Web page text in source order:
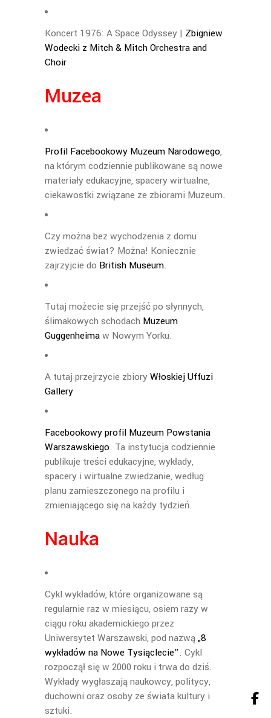
Koncert 1976: A Space Odyssey | Zbigniew
Wodecki z Mitch & Mitch Orchestra and
Choir
Muzea
Profil Facebookowy Muzeum Narodowego,
na którym codziennie publikowane są nowe
materiały edukacyjne, spacery wirtualne,
ciekawostki związane ze zbiorami Muzeum.
Czy można bez wychodzenia z domu
zwiedzać świat? Można! Koniecznie
zajrzyjcie do British Museum.
Tutaj możecie się przejść po słynnych,
ślimakowych schodach Muzeum
Guggenheimaw Nowym Yorku.
A tutaj przejrzycie zbioryWłoskiej Uffuzi
Gallery
Facebookowy profil Muzeum Powstania
Warszawskiego. Ta instytucja codziennie
publikuje treści edukacyjne, wykłady,
spacery i wirtualne zwiedzanie, według
planu zamieszczonego na profilu i
zmieniającego się na każdy tydzień.
Nauka
Cykl wykładów, które organizowane są
regularnie raz w miesiącu, osiem razy w
ciągu roku akademickiego przez
Uniwersytet Warszawski, pod nazwą„8
wykładów na Nowe Tysiąclecie”. Cykl
rozpoczął się w 2000 roku i trwa do dziś.
Wykłady wygłaszają naukowcy, politycy,
duchowni oraz osoby ze świata kultury i
sztuki.